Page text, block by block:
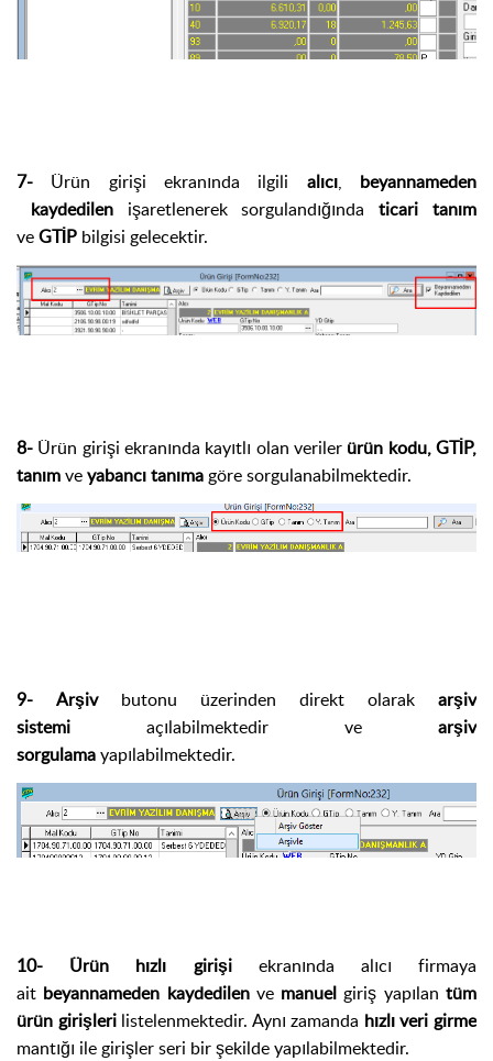
7- Ürün girişi ekranında ilgili alıcı, beyannameden
kaydedilenişaretlenerek sorgulandığındaticari tanım
veGTİP bilgisi gelecektir.
8- Ürün girişi ekranında kayıtlı olan veriler ürün kodu, GTİP,
tanımveyabancı tanıma göre sorgulanabilmektedir.
9- Arşiv butonu üzerinden direkt olarak arşiv
sistemi açılabilmektedir ve arşiv
sorgulamayapılabilmektedir.
10- Ürün hızlı girişiekranında alıcı firmaya
ait beyannameden kaydedilen vemanuel giriş yapılan tüm
ürün girişlerilistelenmektedir. Aynı zamanda hızlı veri girme
mantığı ile girişler seri bir şekilde yapılabilmektedir.